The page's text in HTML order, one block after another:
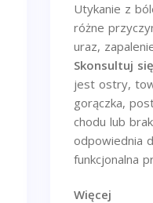
Utykanie z
różne
uraz,
Skonsultuj
jest ostry,
gorączka,
chodu lub
odpowiednia
funkcjonalna
Więcej